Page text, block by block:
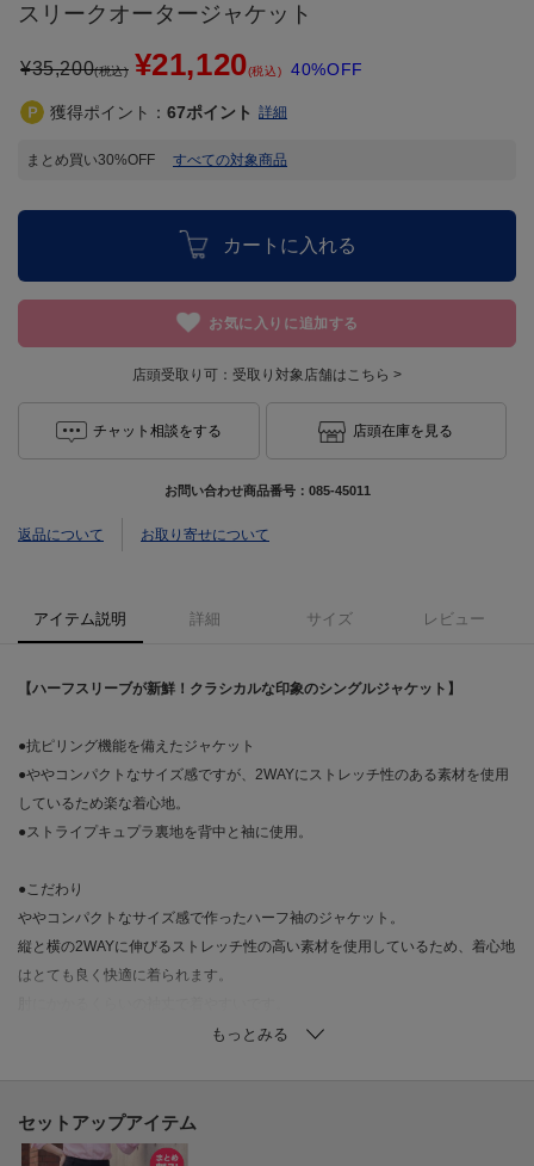
スリークオータージャケット
¥35,200(税込) ¥21,120(税込) 40%OFF
獲得ポイント： 67ポイント 詳細
まとめ買い30%OFF すべての対象商品
カートに入れる
お気に入りに追加する
店頭受取り可： 受取り対象店舗はこちら >
チャット相談をする 店頭在庫を見る
お問い合わせ商品番号： 085-45011
返品について お取り寄せについて
アイテム説明 詳細 サイズ レビュー
【ハーフスリーブが新鮮！クラシカルな印象のシングルジャケット】
●抗ピリング機能を備えたジャケット
●ややコンパクトなサイズ感ですが、2WAYにストレッチ性のある素材を使用
しているため楽な着心地。
●ストライプキュプラ裏地を背中と袖に使用。
●こだわり
ややコンパクトなサイズ感で作ったハーフ袖のジャケット。
縦と横の2WAYに伸びるストレッチ性の高い素材を使用しているため、着心地
はとても良く快適に着られます。
マニッシュな雰囲気ながら、上品な光沢とソフトなドレープ感が女性らしさ
●素材
適度にハリを感じさせるしなやかな風合いで綺麗なシルエットをキープして
セットアップアイテム